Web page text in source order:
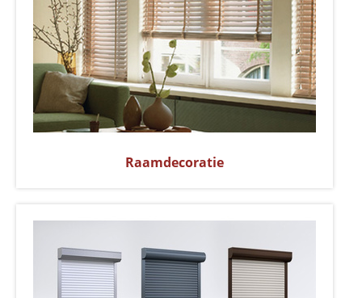
Raamdecoratie